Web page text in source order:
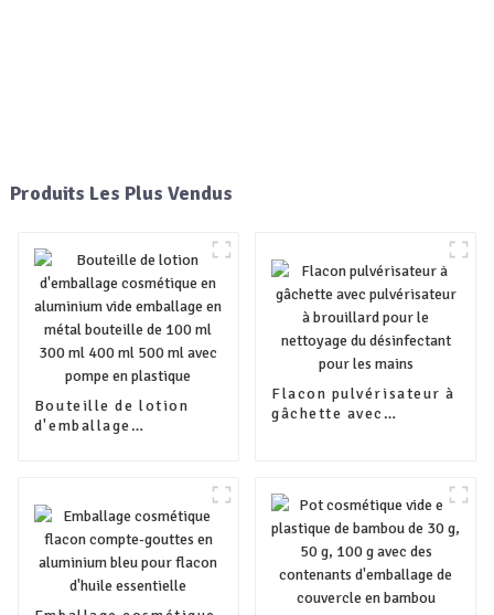
Produits Les Plus Vendus
Bouteille de lotion
d'emballage
bouteille de 100 ml
300 ml 400 ml 500 ml
avec pompe en
plastique
Flacon pulvérisateur à
gâchette avec
désinfectant pour les
mains